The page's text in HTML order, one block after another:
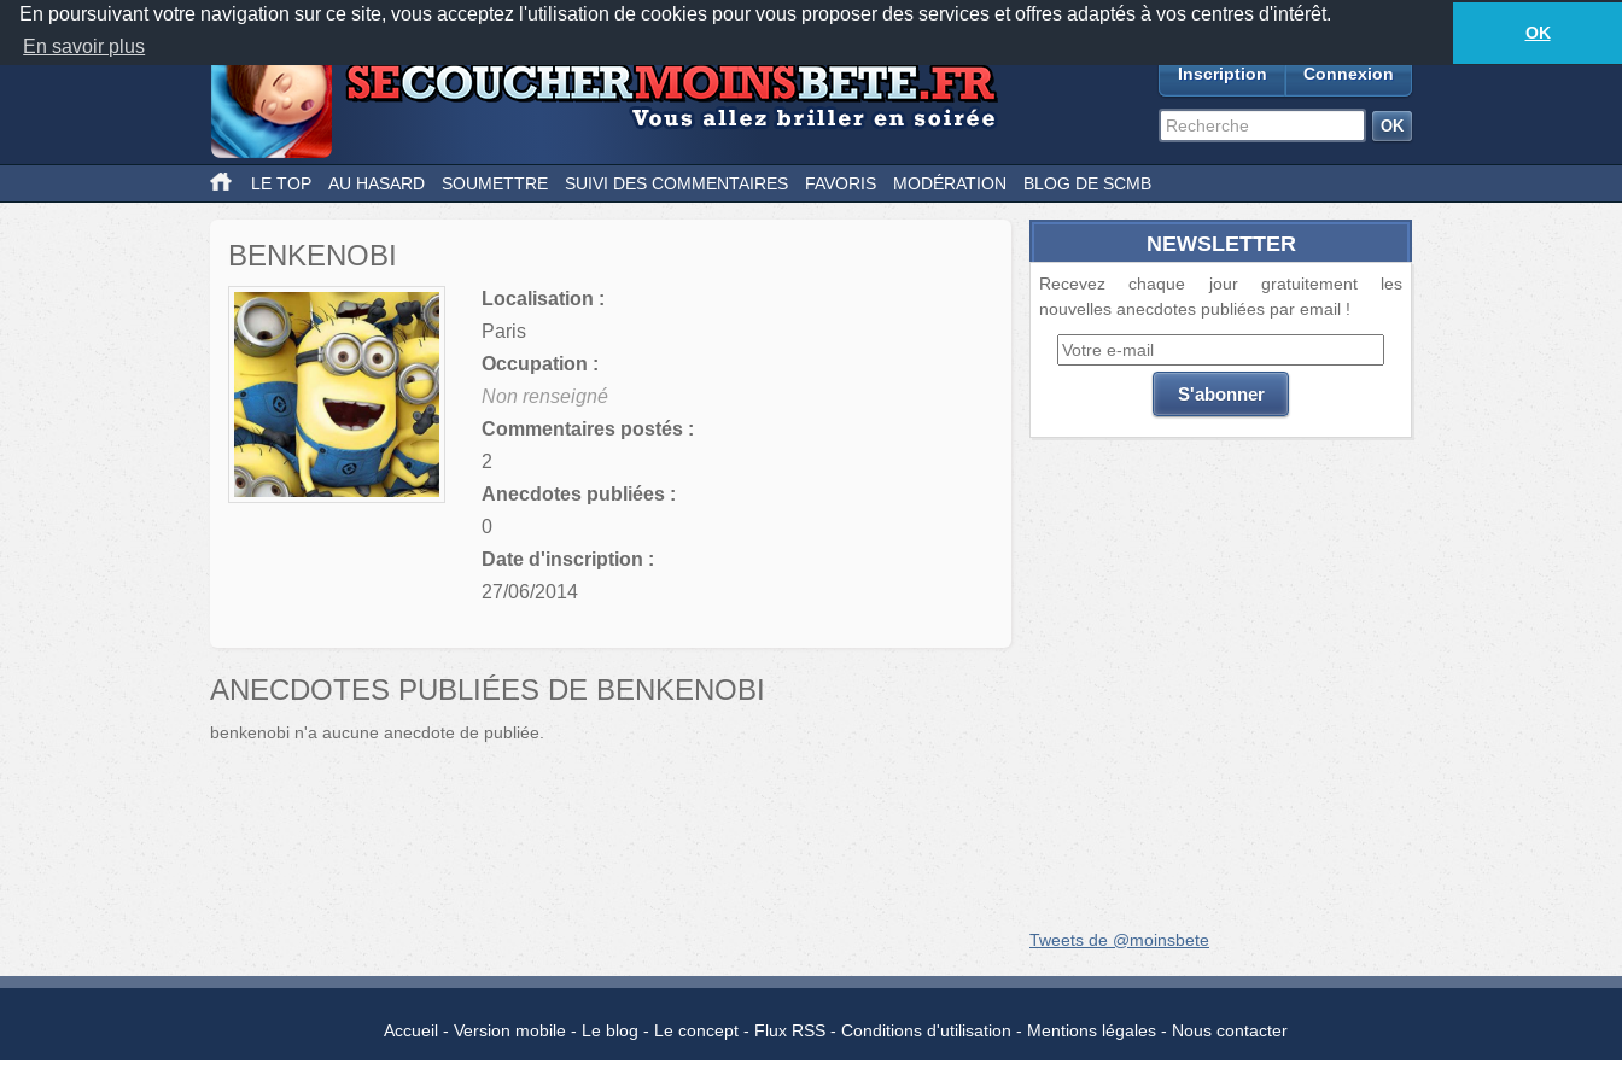
En poursuivant votre navigation sur ce site, vous acceptez l'utilisation de cookies pour vous proposer des services et offres adaptés à vos centres d'intérêt.
En savoir plus
OK
Nos applications mobiles Newsletter Facebook
TwitterFeeds18877anecdotes-662lecteurs connectés
Inscription Connexion
LE TOP AU HASARD SOUMETTRE SUIVI DES COMMENTAIRES FAVORIS MODÉRATION BLOG DE SCMB
BENKENOBI
Localisation :
Paris
Occupation :
Non renseigné
Commentaires postés :
2
Anecdotes publiées :
0
Date d'inscription :
27/06/2014
ANECDOTES PUBLIÉES DE BENKENOBI
benkenobi n'a aucune anecdote de publiée.
NEWSLETTER
Recevez chaque jour gratuitement les
nouvelles anecdotes publiées par email !
Tweets de @moinsbete
Accueil Version mobile Le blog Le concept Flux RSS Conditions d'utilisation Mentions légales Nous contacter